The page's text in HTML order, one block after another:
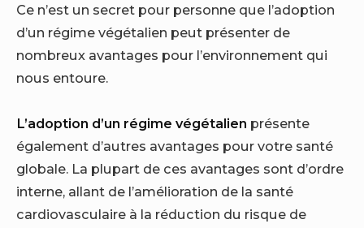
Ce n’est un secret pour personne que l’adoption
d’un régime végétalien peut présenter de
nombreux avantages pour l’environnement qui
nous entoure.
L’adoption d’un régime végétalien présente
également d’autres avantages pour votre santé
globale. La plupart de ces avantages sont d’ordre
interne, allant de l’amélioration de la santé
cardiovasculaire à la réduction du risque de